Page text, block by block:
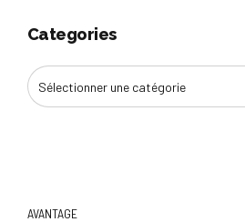
Categories
AVANTAGE